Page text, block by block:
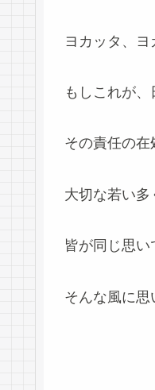
ヨカッタ、ヨ
もしこれが、
その責任の在
大切な若い多
皆が同じ思
そんな風に思